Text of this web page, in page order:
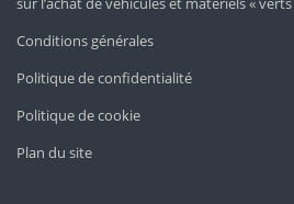
Conditions générales
Politique de confidentialité
Politique de cookie
Plan du site